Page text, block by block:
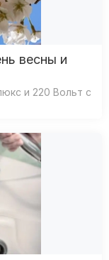
весны и
и 220 Вольт с